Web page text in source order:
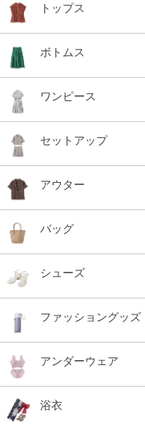
トップス
ボトムス
ワンピース
セットアップ
アウター
バッグ
シューズ
ファッショングッズ
アンダーウェア
浴衣